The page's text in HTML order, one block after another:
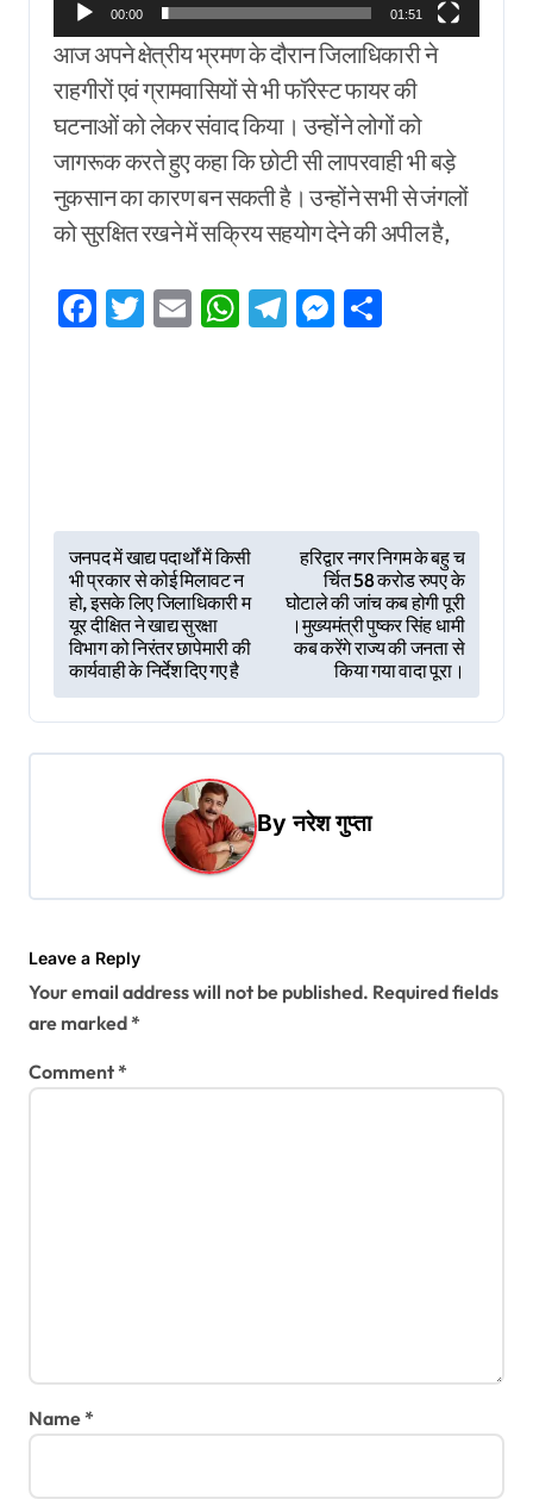
00:00 01:51
आज अपने क्षेत्रीय भ्रमण के दौरान जिलाधिकारी ने
राहगीरों एवं ग्रामवासियों से भी फॉरेस्ट फायर की
घटनाओं को लेकर संवाद किया। उन्होंने लोगों को
जागरूक करते हुए कहा कि छोटी सी लापरवाही भी बड़े
नुकसान का कारण बन सकती है। उन्होंने सभी से जंगलों
को सुरक्षित रखने में सक्रिय सहयोग देने की अपील है,
Facebook
Twitter
EmailWhatsApp
Telegram
Messenger
P
o
s
n
a
a
i
o
n
जनपद में खाद्य पदार्थों में किसी
भी प्रकार से कोई मिलावट न
हो, इसके लिए जिलाधिकारी म
यूर दीक्षित ने खाद्य सुरक्षा
विभाग को निरंतर छापेमारी की
कार्यवाही के निर्देश दिए गए है
हरिद्वार नगर निगम के बहु च
र्चित 58 करोड रुपए के
घोटाले की जांच कब होगी पूरी
।मुख्यमंत्री पुष्कर सिंह धामी
कब करेंगे राज्य की जनता से
किया गया वादा पूरा।
Byनरेश गुप्ता
Leave a Reply
Your email address will not be published. Required fields
are marked*
Comment*
Name*